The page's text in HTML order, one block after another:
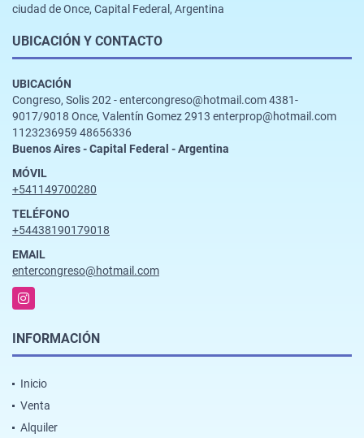
ciudad de Once, Capital Federal, Argentina
UBICACIÓN Y CONTACTO
UBICACIÓN
Congreso, Solis 202 - entercongreso@hotmail.com 4381-
9017/9018 Once, Valentín Gomez 2913 enterprop@hotmail.com
1123236959 48656336
Buenos Aires - Capital Federal - Argentina
MÓVIL
+541149700280
TELÉFONO
+54438190179018
EMAIL
entercongreso@hotmail.com
Instagram
INFORMACIÓN
Inicio
Venta
Alquiler